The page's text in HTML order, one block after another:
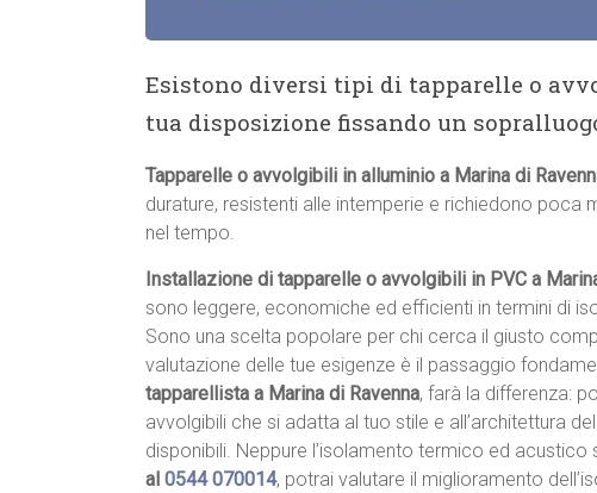
Esistono diversi tipi di tapparelle o
tua disposizione fissando un
Tapparelle o avvolgibili in alluminio a Marina di
durature, resistenti alle intemperie e richiedono poca
nel tempo.
Installazione di tapparelle o avvolgibili in PVC a
sono leggere, economiche ed efficienti in termini di
Sono una scelta popolare per chi cerca il giusto
valutazione delle tue esigenze è il passaggio
tapparellista a Marina di Ravenna, farà la differenza:
avvolgibili che si adatta al tuo stile e all’architettura
disponibili. Neppure l’isolamento termico ed
al 0544 070014, potrai valutare il miglioramento